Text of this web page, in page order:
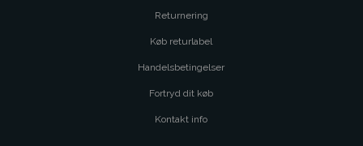
Returnering
Køb returlabel
Handelsbetingelser
Fortryd dit køb
Kontakt info